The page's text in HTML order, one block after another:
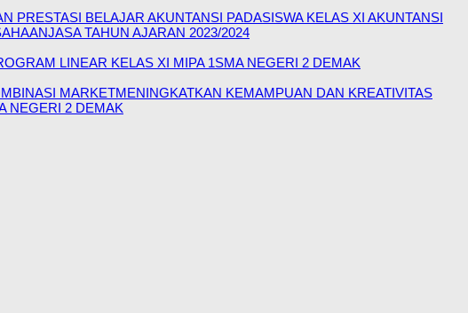
BELAJAR AKUNTANSI PADASISWA KELAS XI AKUNTANSI
TAHUN AJARAN 2023/2024
LINEAR KELAS XI MIPA 1SMA NEGERI 2 DEMAK
MARKETMENINGKATKAN KEMAMPUAN DAN KREATIVITAS
NEGERI 2 DEMAK